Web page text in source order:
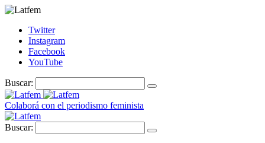
Twitter
Instagram
Facebook
YouTube
Buscar:
Colaborá con el periodismo feminista
Buscar: